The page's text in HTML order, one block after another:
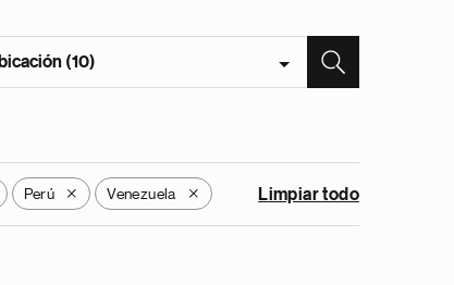
(10)
Perú X Venezuela X Limpiar todo